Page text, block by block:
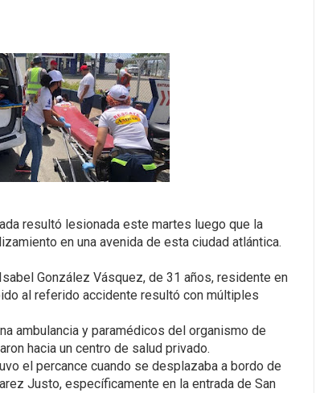
resultó lesionada este martes luego que la
en una avenida de esta ciudad atlántica.
González Vásquez, de 31 años, residente en
al referido accidente resultó con múltiples
ambulancia y paramédicos del organismo de
hacia un centro de salud privado.
el percance cuando se desplazaba a bordo de
Justo, específicamente en la entrada de San